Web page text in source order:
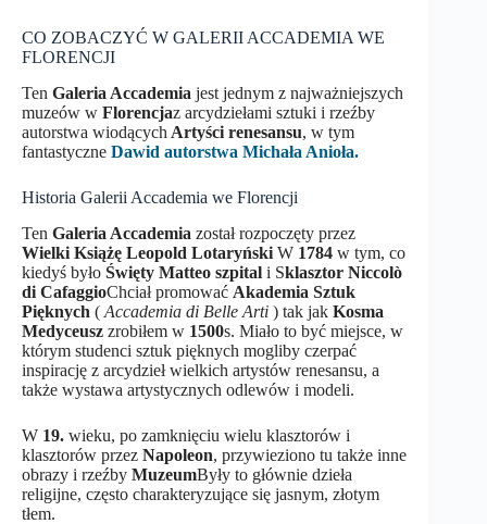
CO ZOBACZYĆ W GALERII ACCADEMIA WE
FLORENCJI
Ten Galeria Accademia jest jednym z najważniejszych
muzeów w Florencjaz arcydziełami sztuki i rzeźby
autorstwa wiodących Artyści renesansu, w tym
fantastyczne Dawid autorstwa Michała Anioła.
Historia Galerii Accademia we Florencji
Ten Galeria Accademia został rozpoczęty przez
Wielki Książę Leopold Lotaryński W 1784 w tym, co
kiedyś było Święty Matteo szpital i Sklasztor Niccolò
di CafaggioChciał promować Akademia Sztuk
Pięknych ( Accademia di Belle Arti ) tak jak Kosma
Medyceusz zrobiłem w 1500s. Miało to być miejsce, w
którym studenci sztuk pięknych mogliby czerpać
inspirację z arcydzieł wielkich artystów renesansu, a
także wystawa artystycznych odlewów i modeli.
W 19. wieku, po zamknięciu wielu klasztorów i
klasztorów przez Napoleon, przywieziono tu także inne
obrazy i rzeźby MuzeumByły to głównie dzieła
religijne, często charakteryzujące się jasnym, złotym
tłem.